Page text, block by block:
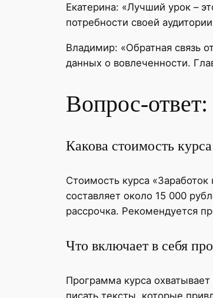
Екатерина: «Лучший урок –
потребности своей
Владимир: «Обратная связь
данных о вовлеченности.
Вопрос-ответ:
Какова стоимость
Стоимость курса
составляет около 15 000
рассрочка. Рекомендуется
Что включает в себя
Программа курса
писать тексты, которые